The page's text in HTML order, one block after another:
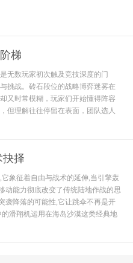
梯
无数玩家初次触及竞技深度的门
挑战。砖石段位的战略博弈迷雾在
又时常模糊，玩家们开始懂得阵容
但理解往往停留在表面，团队选人
抉择
象征着自由与战术的延伸,当引擎轰
动能力彻底改变了传统陆地作战的思
袭降落的可能性,它让跳伞不再是开
滑翔机运用在海岛沙漠这类经典地